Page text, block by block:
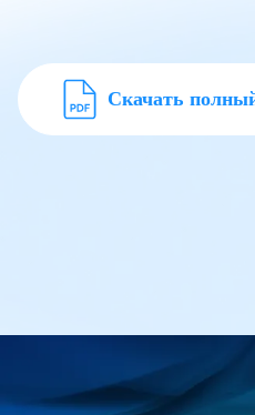
Скачать